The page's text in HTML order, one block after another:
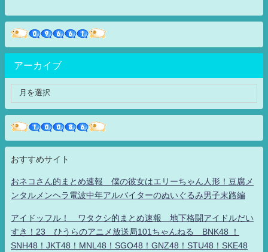
アーカイブ
おすすめサイト
おネコさん的まとめ速報 僕の彼女はエリーちゃん人形！豆腐メ
ンタルメンヘラ電波中年アルバイターのぬいぐるみ男子末路編
アイドッフル！ ワタクシ的まとめ速報 地下格闘アイドルだい
すき！23 ひうらのアニメ放送局101ちゃんねる BNK48 ！
SNH48！JKT48！MNL48！SGO48！GNZ48！STU48！SKE48